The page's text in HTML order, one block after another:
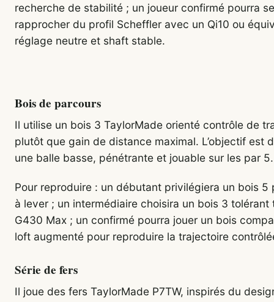
recherche de stabilité ; un joueur confirmé pourra se
rapprocher du profil Scheffler avec un Qi10 ou
réglage neutre et shaft stable.
Bois de parcours
Il utilise un bois 3 TaylorMade orienté contrôle de
plutôt que gain de distance maximal. L’objectif est
une balle basse, pénétrante et jouable sur les par 5.
Pour reproduire : un débutant privilégiera un bois 5
à lever ; un intermédiaire choisira un bois 3 tolérant
G430 Max ; un confirmé pourra jouer un bois
loft augmenté pour reproduire la trajectoire
Série de fers
Il joue des fers TaylorMade P7TW, inspirés du